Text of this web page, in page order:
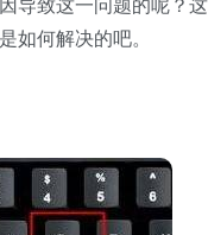
导致这一问题的呢？
如何解决的吧。